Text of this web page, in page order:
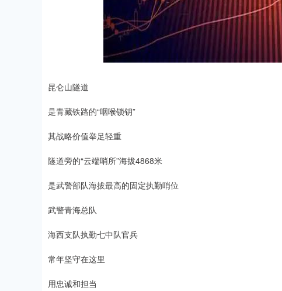
昆仑山隧道
是青藏铁路的“咽喉锁钥”
其战略价值举足轻重
隧道旁的“云端哨所”海拔4868米
是武警部队海拔最高的固定执勤哨位
武警青海总队
海西支队执勤七中队官兵
常年坚守在这里
用忠诚和担当